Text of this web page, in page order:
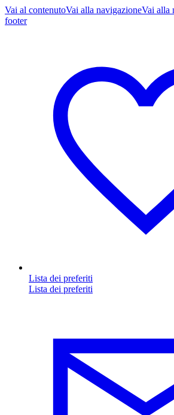
Vai al contenutoVai alla navigazioneVai alla
footer
Lista dei preferiti